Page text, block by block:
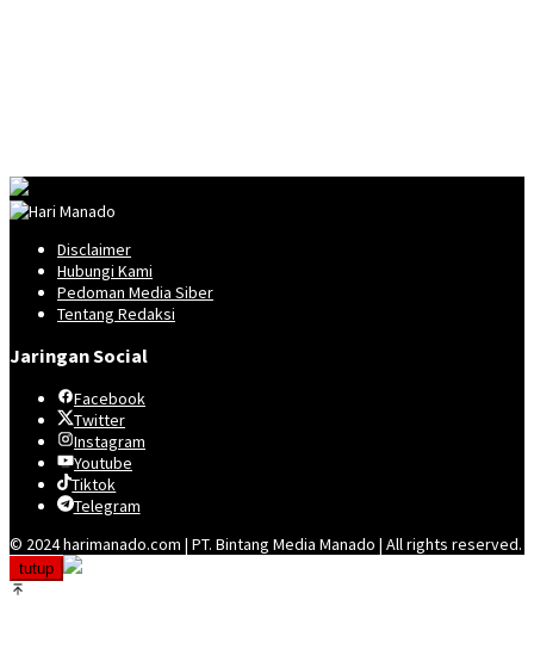
Disclaimer
Hubungi Kami
Pedoman Media Siber
Tentang Redaksi
Jaringan Social
Facebook
Twitter
Instagram
Youtube
Tiktok
Telegram
© 2024 harimanado.com | PT. Bintang Media Manado | All rights reserved.
tutup